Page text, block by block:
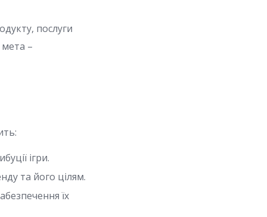
послуги
–
ігри.
та його цілям.
їх